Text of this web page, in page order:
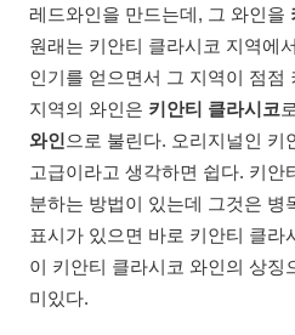
레드와인을 만드는데, 그 와인을
원래는 키안티 클라시코 지역에
인기를 얻으면서 그 지역이 점점
지역의 와인은 키안티 클라시코
와인 으로 불린다. 오리지널인 키
고급이라고 생각하면 쉽다. 키안
분하는 방법이 있는데 그것은 병
표시가 있으면 바로 키안티 클라
이 키안티 클라시코 와인의 상징
미있다.